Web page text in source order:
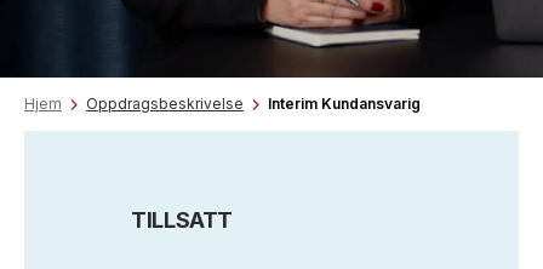
Hjem Oppdragsbeskrivelse Interim Kundansvarig
TILLSATT